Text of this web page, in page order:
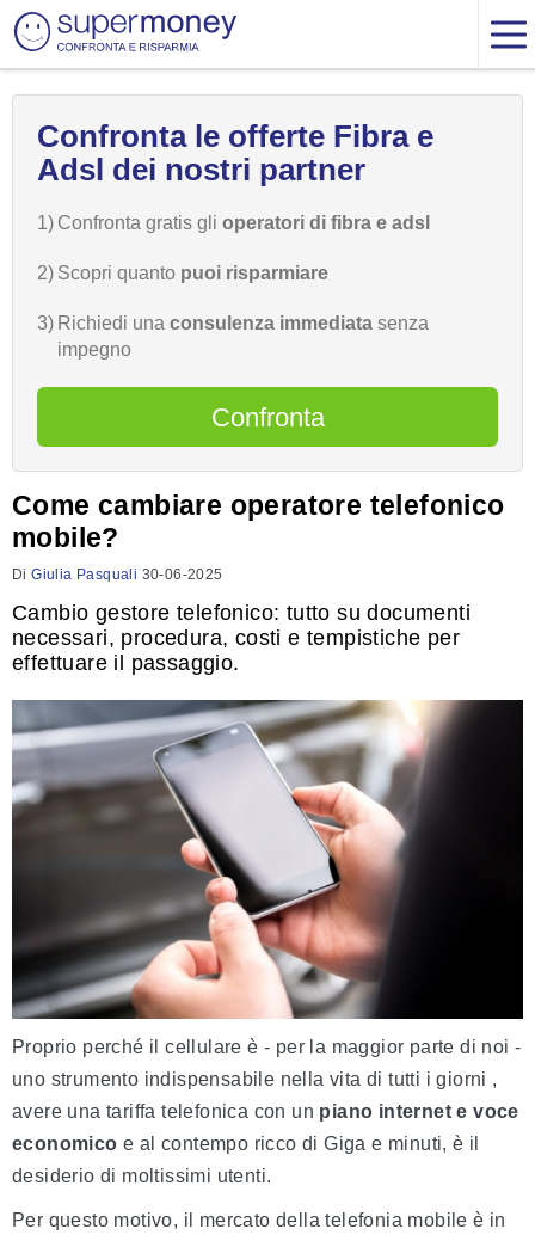
Confronta le offerte Fibra e
Adsl dei nostri partner
1) Confronta gratis gli operatori di fibra e adsl
2) Scopri quanto puoi risparmiare
3) Richiedi una consulenza immediata senza
impegno
Confronta
Come cambiare operatore telefonico
mobile?
DiGiulia Pasquali 30-06-2025
Cambio gestore telefonico: tutto su documenti
necessari, procedura, costi e tempistiche per
effettuare il passaggio.
Proprio perché il cellulare è - per la maggior parte di noi -
uno strumento indispensabile nella vita di tutti i giorni ,
avere una tariffa telefonica con un piano internet e voce
economico e al contempo ricco di Giga e minuti, è il
desiderio di moltissimi utenti.
Per questo motivo, il mercato della telefonia mobile è in